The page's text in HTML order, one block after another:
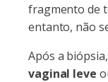
fragmento de
entanto, não
Após a
vaginal leve